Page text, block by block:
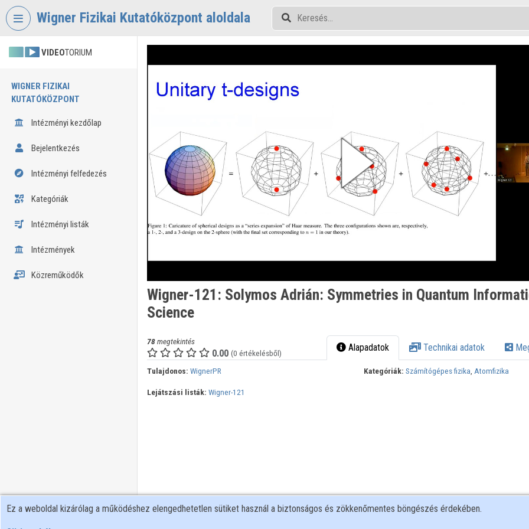
Fejléc kihagyása
Wigner Fizikai Kutatóközpont aloldala
VIDEOTORIUM
WIGNER FIZIKAI
KUTATÓKÖZPONT
Intézményi kezdőlap
Bejelentkezés
Intézményi felfedezés
Kategóriák
Intézményi listák
Intézmények
Közreműködők
Wigner-121: Solymos Adrián: Symmetries in Quantum
Science
78megtekintés
0.00 (0 értékelésből) Alapadatok Technikai adatok
Tulajdonos: WignerPR Kategóriák: Számítógépes fizika,Atomfizika
Lejátszási listák: Wigner-121
Ez a weboldal kizárólag a működéshez elengedhetetlen sütiket használ a biztonságos és zökkenőmentes böngészés érdekében.